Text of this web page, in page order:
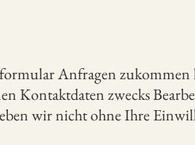
Anfragen
Kontaktdaten zwecks
wir nicht ohne Ihre